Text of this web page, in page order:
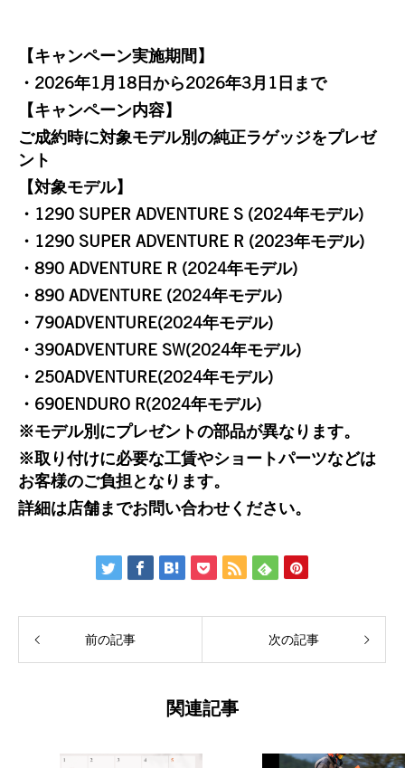
【キャンペーン実施期間】
・2026年1月18日から2026年3月1日まで
【キャンペーン内容】
ご成約時に対象モデル別の純正ラゲッジをプレゼ
ント
【対象モデル】
・1290 SUPER ADVENTURE S (2024年モデル)
・1290 SUPER ADVENTURE R (2023年モデル)
・890 ADVENTURE R (2024年モデル)
・890 ADVENTURE (2024年モデル)
・790ADVENTURE(2024年モデル)
・390ADVENTURE SW(2024年モデル)
・250ADVENTURE(2024年モデル)
・690ENDURO R(2024年モデル)
※モデル別にプレゼントの部品が異なります。
※取り付けに必要な工賃やショートパーツなどは
お客様のご負担となります。
詳細は店舗までお問い合わせください。
前の記事 次の記事
関連記事